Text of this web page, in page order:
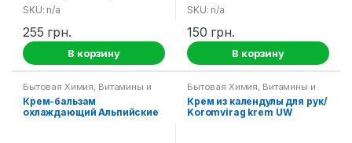
o
5
SKU: n/a
255 грн.
В корзину
o
5
SKU: n/a
150 грн.
В корзину
Бытовая Химия, Витамины и
лечебные средства
Крем-бальзам
охлаждающий Альпийские
Бытовая Химия, Витамины и
лечебные средства
гигиены
Крем из календулы для рук/
Koromvirag krem ​​UW